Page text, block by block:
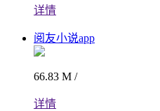
详情
阅友小说app
66.83 M /
详情